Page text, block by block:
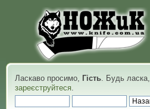
Ласкаво просимо, Гість. Будь ласка,
зареєструйтеся.